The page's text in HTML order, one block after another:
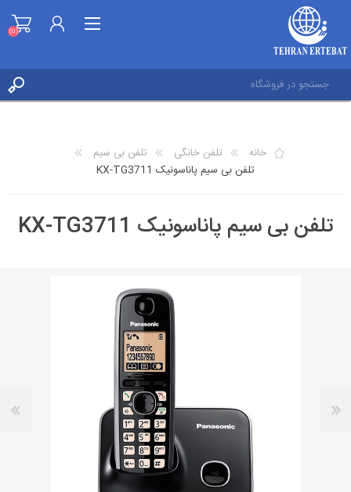
(0)
خانه تلفن خانگی
تلفن بی سیم
تلفن بی سیم پاناسونیک KX-TG3711
تلفن بی سیم پاناسونیک KX-TG3711